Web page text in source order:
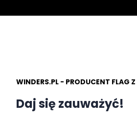
WINDERS.PL - PRODUCENT FLAG
Daj się zauważyć!